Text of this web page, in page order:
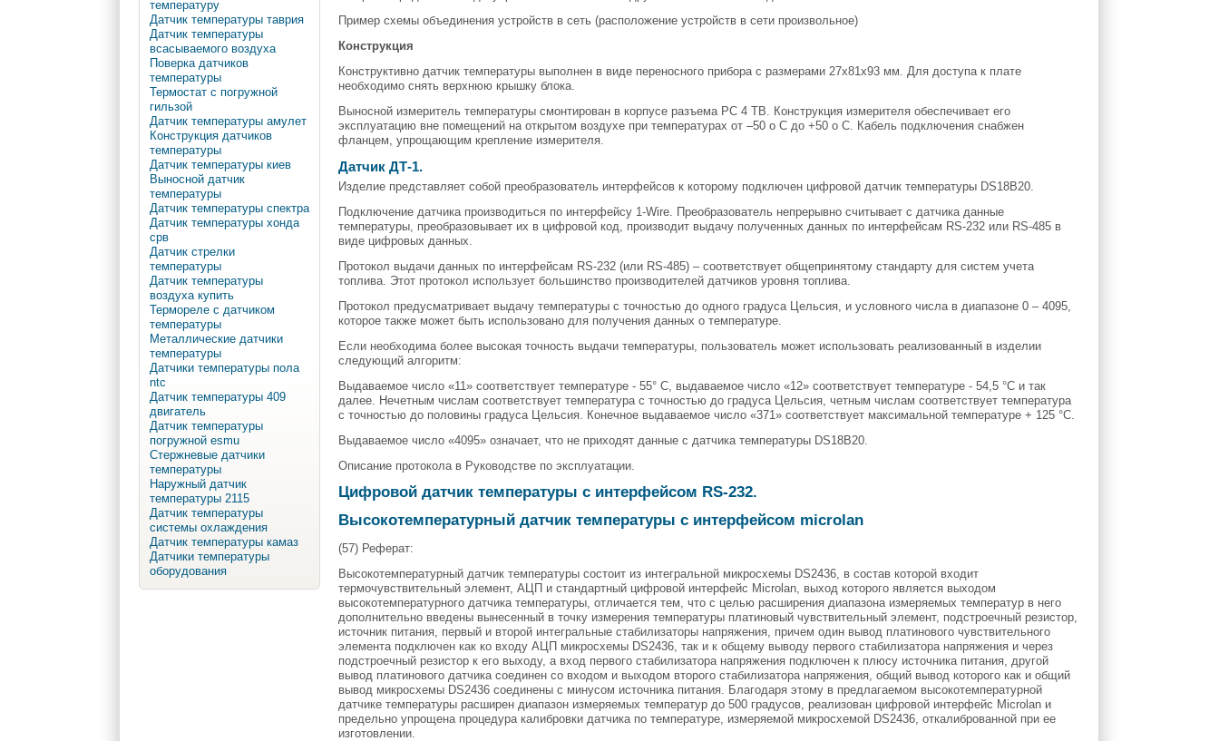
температуру
Датчик температуры таврия
Датчик температуры
всасываемого воздуха
Поверка датчиков
температуры
Термостат с погружной
гильзой
Датчик температуры амулет
Конструкция датчиков
температуры
Датчик температуры киев
Выносной датчик
температуры
Датчик температуры спектра
Датчик температуры хонда
срв
Датчик стрелки
температуры
Датчик температуры
воздуха купить
Термореле с датчиком
температуры
Металлические датчики
температуры
Датчики температуры пола
ntc
Датчик температуры 409
двигатель
Датчик температуры
погружной esmu
Стержневые датчики
температуры
Наружный датчик
температуры 2115
Датчик температуры
системы охлаждения
Датчик температуры камаз
Датчики температуры
оборудования
Пример схемы объединения устройств в сеть (расположение устройств в сети произвольное)
Конструкция
Конструктивно датчик температуры выполнен в виде переносного прибора с размерами 27х81х93 мм. Для доступа к плате
необходимо снять верхнюю крышку блока.
Выносной измеритель температуры смонтирован в корпусе разъема PC 4 TB. Конструкция измерителя обеспечивает его
эксплуатацию вне помещений на открытом воздухе при температурах от –50 о С до +50 о С. Кабель подключения снабжен
фланцем, упрощающим крепление измерителя.
Датчик ДТ-1.
Изделие представляет собой преобразователь интерфейсов к которому подключен цифровой датчик температуры DS18B20.
Подключение датчика производиться по интерфейсу 1-Wire. Преобразователь непрерывно считывает с датчика данные
температуры, преобразовывает их в цифровой код, производит выдачу полученных данных по интерфейсам RS-232 или RS-485 в
виде цифровых данных.
Протокол выдачи данных по интерфейсам RS-232 (или RS-485) – соответствует общепринятому стандарту для систем учета
топлива. Этот протокол использует большинство производителей датчиков уровня топлива.
Протокол предусматривает выдачу температуры с точностью до одного градуса Цельсия, и условного числа в диапазоне 0 – 4095,
которое также может быть использовано для получения данных о температуре.
Если необходима более высокая точность выдачи температуры, пользователь может использовать реализованный в изделии
следующий алгоритм:
Выдаваемое число «11» соответствует температуре - 55° C, выдаваемое число «12» соответствует температуре - 54,5 °C и так
далее. Нечетным числам соответствует температура с точностью до градуса Цельсия, четным числам соответствует температура
с точностью до половины градуса Цельсия. Конечное выдаваемое число «371» соответствует максимальной температуре + 125 °C.
Выдаваемое число «4095» означает, что не приходят данные с датчика температуры DS18B20.
Описание протокола в Руководстве по эксплуатации.
Цифровой датчик температуры с интерфейсом RS-232.
Высокотемпературный датчик температуры с интерфейсом microlan
(57) Реферат:
Высокотемпературный датчик температуры состоит из интегральной микросхемы DS2436, в состав которой входит
термочувствительный элемент, АЦП и стандартный цифровой интерфейс Microlan, выход которого является выходом
высокотемпературного датчика температуры, отличается тем, что с целью расширения диапазона измеряемых температур в него
дополнительно введены вынесенный в точку измерения температуры платиновый чувствительный элемент, подстроечный резистор,
источник питания, первый и второй интегральные стабилизаторы напряжения, причем один вывод платинового чувствительного
элемента подключен как ко входу АЦП микросхемы DS2436, так и к общему выводу первого стабилизатора напряжения и через
подстроечный резистор к его выходу, а вход первого стабилизатора напряжения подключен к плюсу источника питания, другой
вывод платинового датчика соединен со входом и выходом второго стабилизатора напряжения, общий вывод которого как и общий
вывод микросхемы DS2436 соединены с минусом источника питания. Благодаря этому в предлагаемом высокотемпературной
датчике температуры расширен диапазон измеряемых температур до 500 градусов, реализован цифровой интерфейс Microlan и
предельно упрощена процедура калибровки датчика по температуре, измеряемой микросхемой DS2436, откалиброванной при ее
изготовлении.